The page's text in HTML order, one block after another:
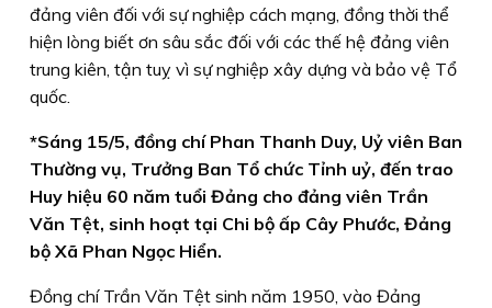
đảng viên đối với sự nghiệp cách mạng, đồng thời thể
hiện lòng biết ơn sâu sắc đối với các thế hệ đảng viên
trung kiên, tận tuỵ vì sự nghiệp xây dựng và bảo vệ Tổ
quốc.
*Sáng 15/5, đồng chí Phan Thanh Duy, Uỷ viên Ban
Thường vụ, Trưởng Ban Tổ chức Tỉnh uỷ, đến trao
Huy hiệu 60 năm tuổi Đảng cho đảng viên Trần
Văn Tệt, sinh hoạt tại Chi bộ ấp Cây Phước, Đảng
bộ Xã Phan Ngọc Hiển.
Đồng chí Trần Văn Tệt sinh năm 1950, vào Đảng